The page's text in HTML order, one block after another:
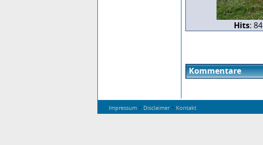
Hits: 84
Kommentare
Impressum - Disclaimer- Kontakt